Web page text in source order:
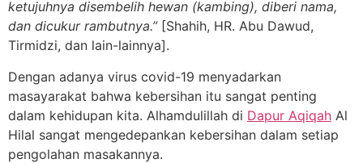
ketujuhnya disembelih hewan (kambing), diberi nama,
dan dicukur rambutnya.”[Shahih, HR. Abu Dawud,
Tirmidzi, dan lain-lainnya].
Dengan adanya virus covid-19 menyadarkan
masayarakat bahwa kebersihan itu sangat penting
dalam kehidupan kita. Alhamdulillah di Dapur Aqiqah Al
Hilal sangat mengedepankan kebersihan dalam setiap
pengolahan masakannya.